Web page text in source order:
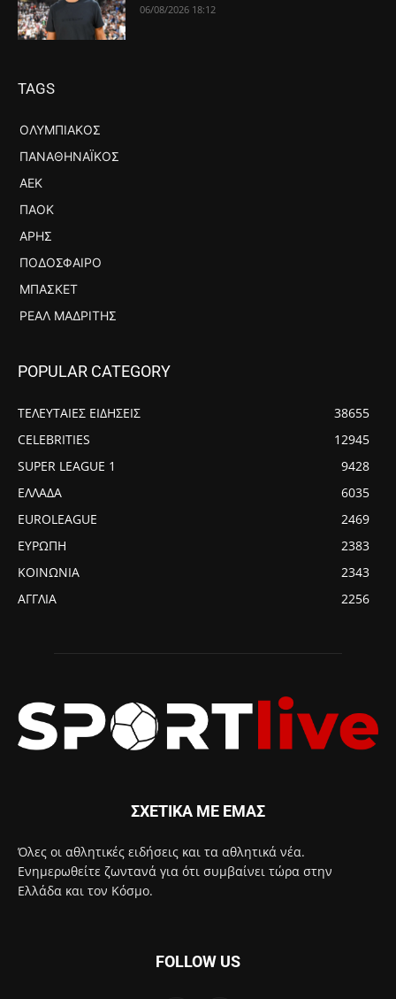
06/08/2026 18:12
TAGS
ΟΛΥΜΠΙΑΚΌΣ
ΠΑΝΑΘΗΝΑΪΚΌΣ
ΑΕΚ
ΠΑΟΚ
ΆΡΗΣ
ΠΟΔΌΣΦΑΙΡΟ
ΜΠΆΣΚΕΤ
ΡΕΆΛ ΜΑΔΡΊΤΗΣ
POPULAR CATEGORY
ΤΕΛΕΥΤΑΙΕΣ ΕΙΔΗΣΕΙΣ
38655
CELEBRITIES
12945
SUPER LEAGUE 1
9428
ΕΛΛΑΔΑ
6035
EUROLEAGUE
2469
ΕΥΡΩΠΗ
2383
ΚΟΙΝΩΝΙΑ
2343
ΑΓΓΛΙΑ
2256
ΣΧΕΤΙΚΑ ΜΕ ΕΜΑΣ
Όλες οι αθλητικές ειδήσεις και τα αθλητικά νέα.
Ενημερωθείτε ζωντανά για ότι συμβαίνει τώρα στην
Ελλάδα και τον Κόσμο.
FOLLOW US